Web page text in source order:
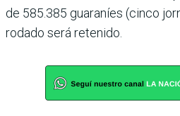
de 585.385 guaraníes (cinco
rodado será retenido.